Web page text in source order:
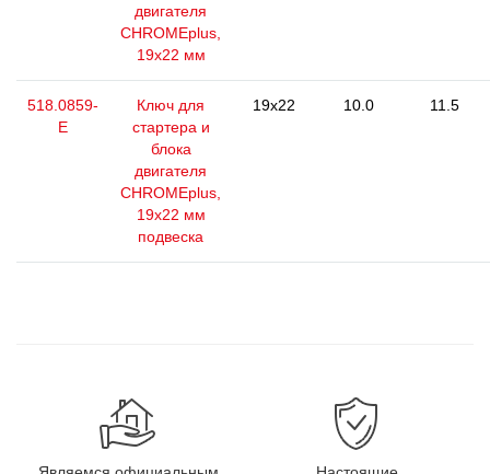
двигателя
CHROMEplus,
19х22 мм
518.0859-
E
Ключ для
стартера и
блока
двигателя
CHROMEplus,
19х22 мм
подвеска
19x22 10.0 11.5